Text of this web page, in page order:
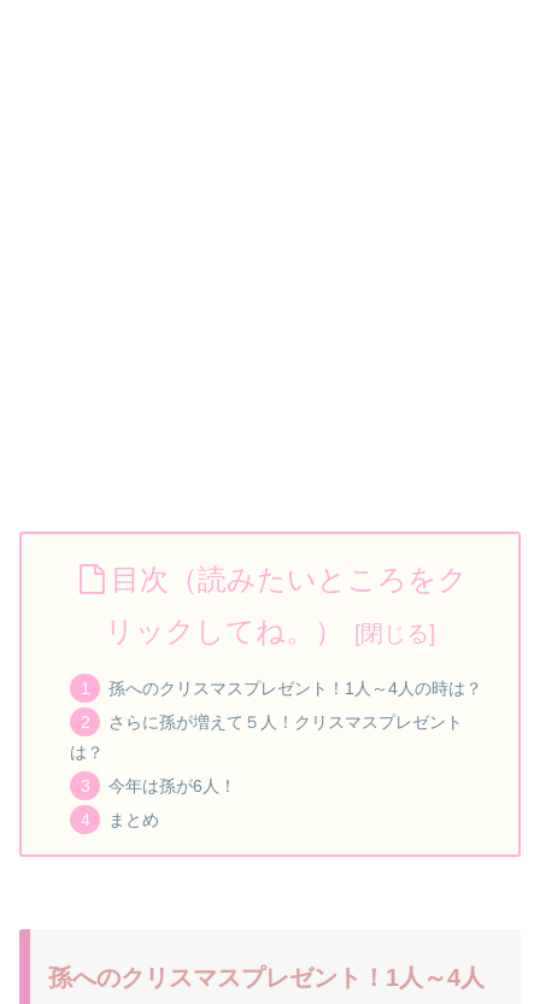
目次（読みたいところをク
リックしてね。）
孫へのクリスマスプレゼント！1人～4人の時は？
さらに孫が増えて５人！クリスマスプレゼント
は？
今年は孫が6人！
まとめ
孫へのクリスマスプレゼント！1人～4人